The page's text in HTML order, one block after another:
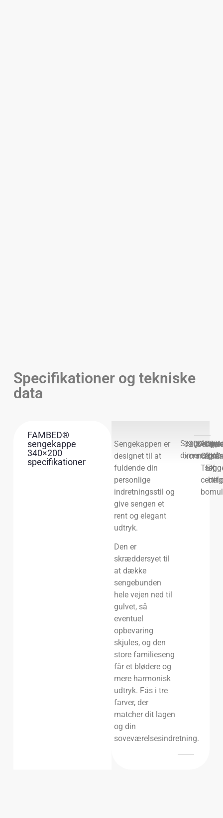
Specifikationer og tekniske
data
FAMBED®
sengekappe
340×200
specifikationer
Sengekappen er
designet til at
fuldende din
personlige
indretningsstil og
give sengen et
rent og elegant
udtryk.
Den er
skræddersyet til
at dække
sengebunden
hele vejen ned til
gulvet, så
eventuel
opbevaring
skjules, og den
store familieseng
får et blødere og
mere harmonisk
udtryk. Fås i tre
farver, der
matcher dit lagen
og din
soveværelsesindretning.
340
x
200
cm
100%
OEKO-
TEX
for
grå
og